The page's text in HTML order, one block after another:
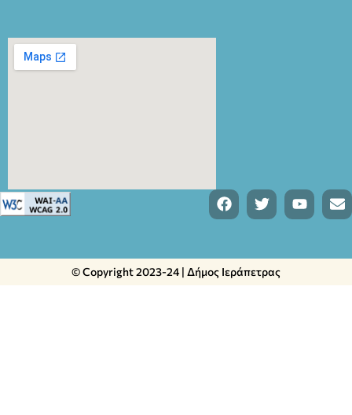
© Copyright 2023-24 | Δήμος Ιεράπετρας